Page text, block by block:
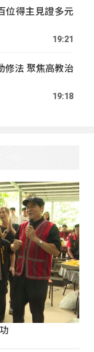
位得主見證多元
19:21
修法 聚焦高教治
19:18